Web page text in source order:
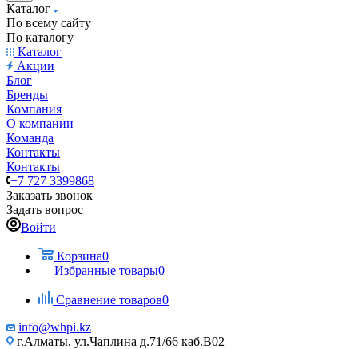
Каталог
По всему сайту
По каталогу
Каталог
Акции
Блог
Бренды
Компания
О компании
Команда
Контакты
Контакты
+7 727 3399868
Заказать звонок
Задать вопрос
Войти
Корзина0
Избранные товары0
Сравнение товаров0
info@whpi.kz
г.Алматы, ул.Чаплина д.71/66 каб.B02